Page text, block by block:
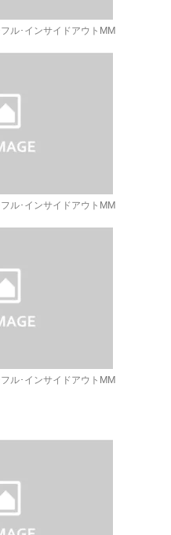
ル･インサイドアウトMM
ル･インサイドアウトMM
ル･インサイドアウトMM